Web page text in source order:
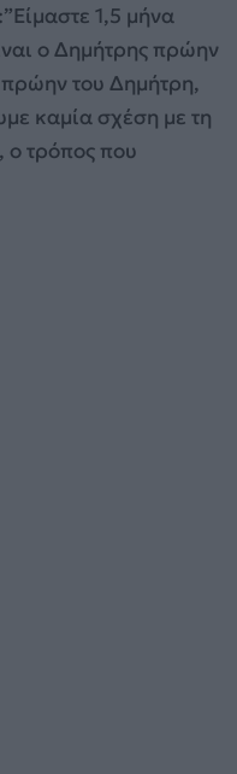
1,5 μήνα
ο Δημήτρης πρώην
του Δημήτρη,
καμία σχέση με τη
ο τρόπος που